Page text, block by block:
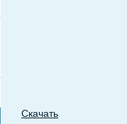
Скачать